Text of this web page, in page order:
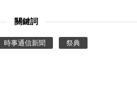
關鍵詞
時事通信新聞 祭典